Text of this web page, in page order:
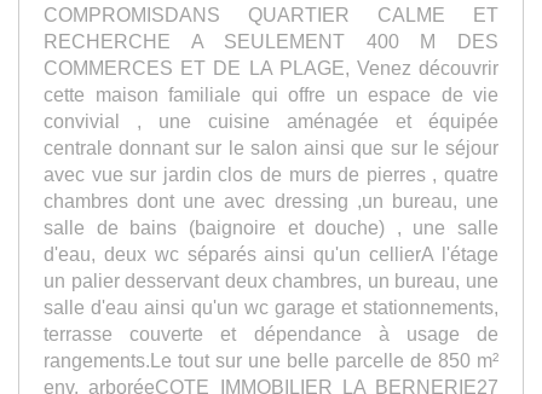
COMPROMISDANS QUARTIER CALME ET
RECHERCHE A SEULEMENT 400 M DES
COMMERCES ET DE LA PLAGE, Venez découvrir
cette maison familiale qui offre un espace de vie
convivial , une cuisine aménagée et équipée
centrale donnant sur le salon ainsi que sur le séjour
avec vue sur jardin clos de murs de pierres , quatre
chambres dont une avec dressing ,un bureau, une
salle de bains (baignoire et douche) , une salle
d'eau, deux wc séparés ainsi qu'un cellierA l'étage
un palier desservant deux chambres, un bureau, une
salle d'eau ainsi qu'un wc garage et stationnements,
terrasse couverte et dépendance à usage de
rangements.Le tout sur une belle parcelle de 850 m²
env. arboréeCOTE IMMOBILIER LA BERNERIE27